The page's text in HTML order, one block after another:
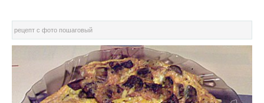
рецепт с фото пошаговый